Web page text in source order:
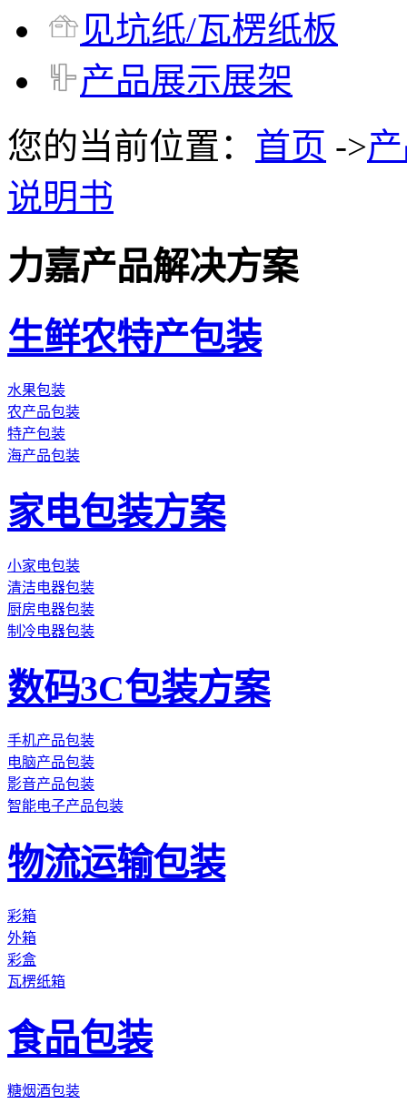
见坑纸/瓦楞纸板
产品展示展架
您的当前位置： 首页 ->
说明书
力嘉产品解决方案
生鲜农特产包装
水果包装
农产品包装
特产包装
海产品包装
家电包装方案
小家电包装
清洁电器包装
厨房电器包装
制冷电器包装
数码3C包装方案
手机产品包装
电脑产品包装
影音产品包装
智能电子产品包装
物流运输包装
彩箱
外箱
彩盒
瓦楞纸箱
食品包装
糖烟酒包装